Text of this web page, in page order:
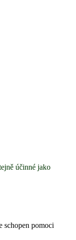
účinné jako
schopen pomoci